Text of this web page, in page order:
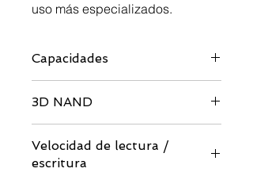
uso más especializados.
Capacidades
256GB / 480GB / 512GB / 960GB /
1TB / 1920GB / 2TB
3D NAND
Velocidad de lectura /
escritura